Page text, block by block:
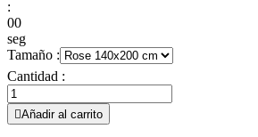
:
00
seg
Tamaño :
Cantidad :
Añadir al carrito